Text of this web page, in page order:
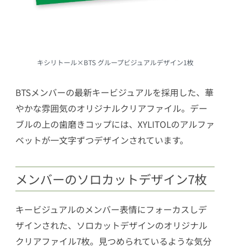
キシリトール×BTS グループビジュアルデザイン1枚
BTSメンバーの最新キービジュアルを採用した、華
やかな雰囲気のオリジナルクリアファイル。デー
ブルの上の歯磨きコップには、XYLITOLのアルファ
ベットが一文字ずつデザインされています。
メンバーのソロカットデザイン7枚
キービジュアルのメンバー表情にフォーカスしデ
ザインされた、ソロカットデザインのオリジナル
クリアファイル7枚。見つめられているような気分